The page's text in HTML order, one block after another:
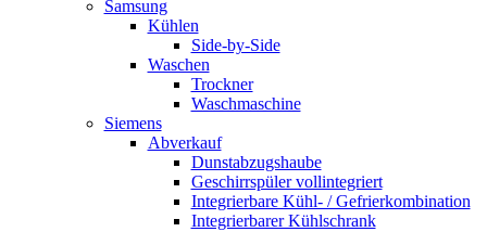
Samsung
Kühlen
Side-by-Side
Waschen
Trockner
Waschmaschine
Siemens
Abverkauf
Dunstabzugshaube
Geschirrspüler vollintegriert
Integrierbare Kühl- / Gefrierkombination
Integrierbarer Kühlschrank